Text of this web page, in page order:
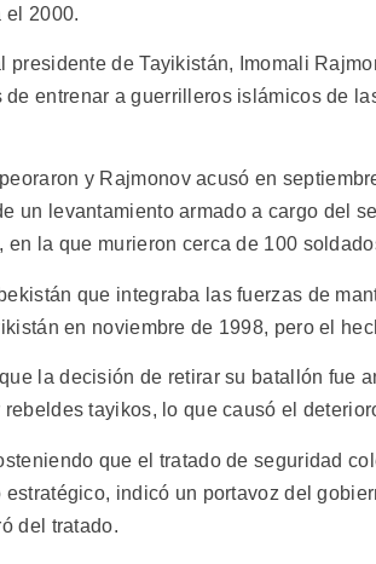
el 2000.
presidente de Tayikistán, Imomali
de entrenar a guerrilleros islámicos de
y Rajmonov acusó en
un levantamiento armado a cargo del
en la que murieron cerca de 100
que integraba las fuerzas de
en noviembre de 1998, pero el
la decisión de retirar su batallón fue
tayikos, lo que causó el
que el tratado de seguridad
indicó un portavoz del
del tratado.